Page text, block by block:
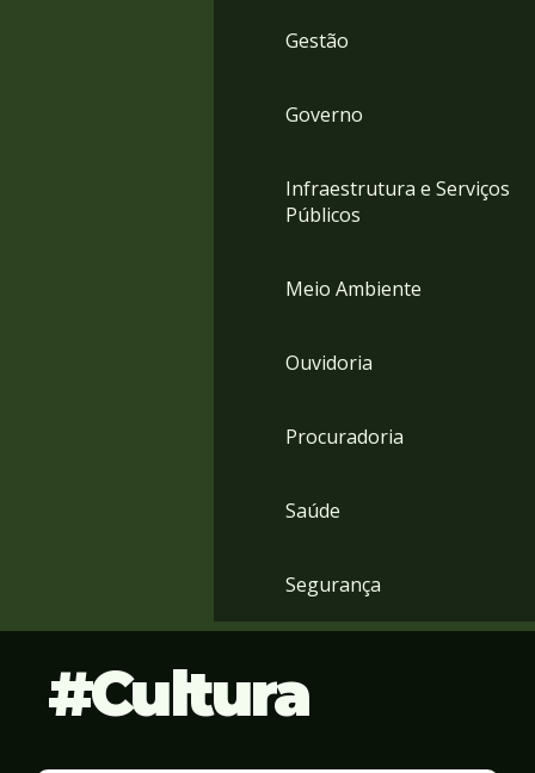
Gestão
Governo
Infraestrutura e Serviços
Públicos
Meio Ambiente
Ouvidoria
Procuradoria
Saúde
Segurança
Cultura